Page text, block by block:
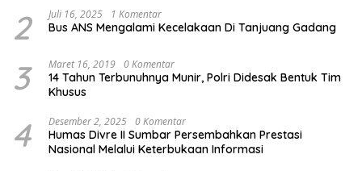
2 Juli 16, 2025 1 Komentar
Bus ANS Mengalami Kecelakaan Di Tanjuang Gadang
3 Maret 16, 2019 0 Komentar
14 Tahun Terbunuhnya Munir, Polri Didesak Bentuk Tim
Khusus
4 Desember 2, 2025 0 Komentar
Humas Divre II Sumbar Persembahkan Prestasi
Nasional Melalui Keterbukaan Informasi